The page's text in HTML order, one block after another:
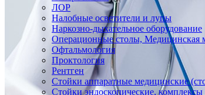
ЛОР
Налобные осветители и лупы
Наркозно-дыхательное оборудование
Операционные столы, Медицинская
Офтальмология
Проктология
Рентген
Стойки аппаратные медицинские
Стойки эндоскопические, комплексы